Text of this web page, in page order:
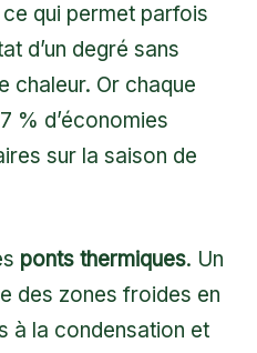
qui permet parfois
d’un degré sans
chaleur. Or chaque
% d’économies
sur la saison de
ponts thermiques. Un
des zones froides en
à la condensation et